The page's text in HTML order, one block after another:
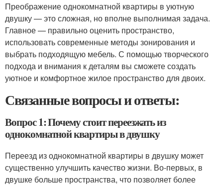
Преображение однокомнатной квартиры в уютную
двушку — это сложная, но вполне выполнимая задача.
Главное — правильно оценить пространство,
использовать современные методы зонирования и
выбрать подходящую мебель. С помощью творческого
подхода и внимания к деталям вы сможете создать
уютное и комфортное жилое пространство для двоих.
Связанные вопросы и ответы:
Вопрос 1: Почему стоит переезжать из
однокомнатной квартиры в двушку
Переезд из однокомнатной квартиры в двушку может
существенно улучшить качество жизни. Во-первых, в
двушке больше пространства, что позволяет более